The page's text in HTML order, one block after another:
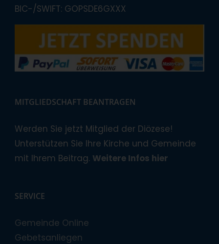
BIC-/SWIFT: GOPSDE6GXXX
MITGLIEDSCHAFT BEANTRAGEN
Werden Sie jetzt Mitglied der Diözese!
Unterstützen Sie Ihre Kirche und Gemeinde
mit Ihrem Beitrag. Weitere Infos hier
SERVICE
Gemeinde Online
Gebetsanliegen